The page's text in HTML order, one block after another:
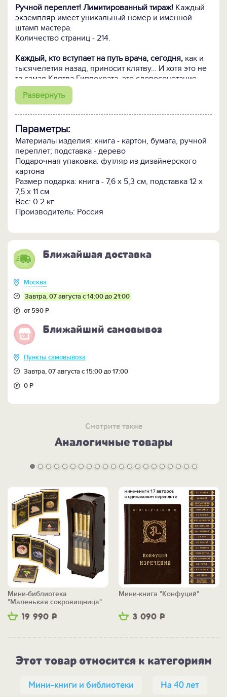
Ручной переплет! Лимитированный тираж! Каждый
экземпляр имеет уникальный номер и именной
штамп мастера.
Количество страниц - 214.
Каждый, кто вступает на путь врача, сегодня, как и
тысячелетия назад, приносит клятву… И хотя это не
та самая Клятва Гиппократа, это словосочетание
стало нарицательным для врачебных клятв во всем
мире. Гиппократ вывел медицину из темных
наблюдательность и логичность умозаключений,
точное предсказание течения болезней еще при
жизни принесли ему заслуженную славу.
ПОСМОТРИТЕ ЕЩЕ:
-Всю коллекции мини-книг и мини-библиотек >>
Развернуть
Параметры:
Материалы изделия: книга - картон, бумага, ручной
переплет; подставка - дерево
Подарочная упаковка: футляр из дизайнерского
картона
Размер подарка: книга - 7,6 х 5,3 см, подставка 12 х
7,5 х 11 см
Вес: 0.2 кг
Производитель: Россия
Ближайшая доставка
Москва
Завтра, 07 августа с 14:00 до 21:00
от 590Р
Ближайший самовывоз
Пункты самовывоза
Завтра, 07 августа с 15:00 до 17:00
0Р
Смотрите также
Аналогичные товары
19 990 Р
Мини-библиотека
"Маленькая сокровищница"
3 090 Р
Мини-книга "Конфуций"
Этот товар относится к категориям
Мини-книги и библиотеки На 40 лет